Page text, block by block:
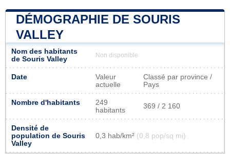
DÉMOGRAPHIE DE SOURIS
VALLEY
Nom des habitants
de Souris Valley
Non disponible
Date
Valeur
actuelle
Classé par province /
Pays
Nombre d'habitants
249
habitants
369 / 2 160
Densité de
population de Souris
Valley
0,3 hab/km² (0,8 pop/sq mi)